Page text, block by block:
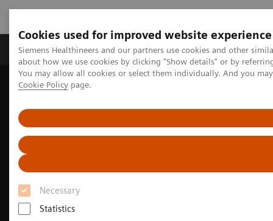
Cookies used for improved website experience
Siemens Healthineers and our partners use cookies and other
about how we use cookies by clicking "Show details" or by
You may allow all cookies or select them individually. And you
Cookie Policy page.
Necessary
Statistics
Produtos e serviços Especialidades Clínicas e
Siemens Healthineers Brasil